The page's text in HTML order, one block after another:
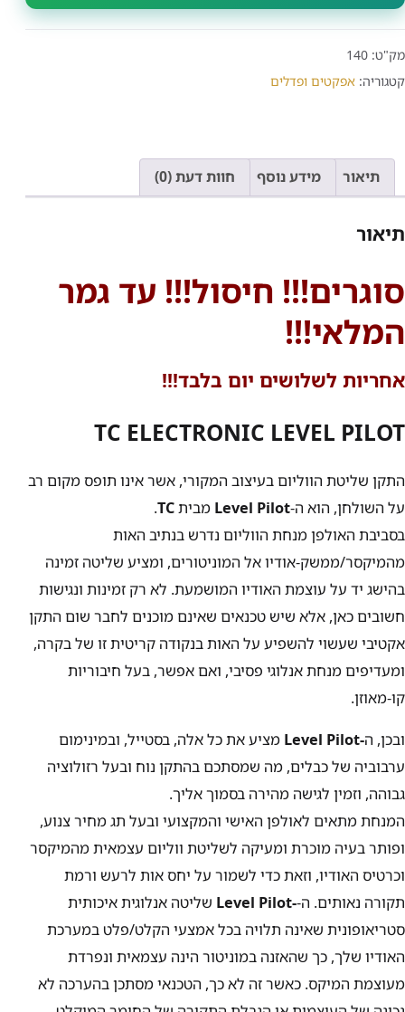
מק"ט: 140
קטגוריה: אפקטים ופדלים
תיאור מידע נוסף חוות דעת (0)
תיאור
סוגרים!!! חיסול!!! עד גמר
המלאי!!!
אחריות לשלושים יום בלבד!!!
TC ELECTRONIC LEVEL PILOT
התקן שליטת הווליום בעיצוב המקורי, אשר אינו תופס מקום רב
על השולחן, הוא ה-Level Pilot מביתTC
.
בסביבת האולפן מנחת הווליום נדרש בנתיב האות
מהמיקסר/ממשק-אודיו אל המוניטורים, ומציע שליטה זמינה
בהישג יד על עוצמת האודיו המושמעת. לא רק זמינות ונגישות
חשובים כאן, אלא שיש טכנאים שאינם מוכנים לחבר שום התקן
אקטיבי שעשוי להשפיע על האות בנקודה קריטית זו של בקרה,
ומעדיפים מנחת אנלוגי פסיבי, ואם אפשר, בעל חיבוריות
קו-מאוזן.
ובכן, ה-Level Pilot
מציע את כל אלה, בסטייל, ובמינימום
ערבוביה של כבלים, מה שמסתכם בהתקן נוח ובעל רזולוציה
גבוהה, וזמין לגישה מהירה בסמוך אליך.
המנחת מתאים לאולפן האישי והמקצועי ובעל תג מחיר צנוע,
ופותר בעיה מוכרת ומעיקה לשליטת ווליום עצמאית מהמיקסר
וכרטיס האודיו, וזאת כדי לשמור על יחס אות לרעש ורמת
תקורה נאותים. ה--Level Pilot
שליטה אנלוגית איכותית
סטריאופונית שאינה תלויה בכל אמצעי הקלט/פלט במערכת
האודיו שלך, כך שהאזנה במוניטור הינה עצמאית ונפרדת
מעוצמת המיקס. כאשר זה לא כך, הטכנאי מסתכן בהערכה לא